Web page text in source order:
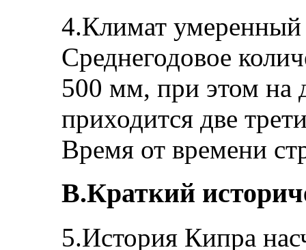
4.Климат
Среднегодовое
500 мм, при этом на
приходится две
Время от времени
В.Краткий
5.История Кипра